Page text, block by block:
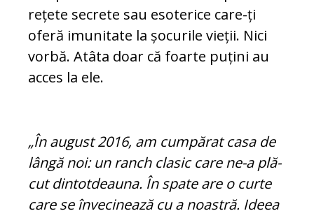
rețete secrete sau esoterice care-ți
oferă imunitate la șocurile vieții. Nici
vorbă. Atâta doar că foarte puțini au
acces la ele.
„În august 2016, am cumpărat casa de
lân­gă noi: un ranch clasic care ne-a plă­
cut dintotdeauna. În spate are o curte
ca­re se învecinează cu a noastră. Ideea